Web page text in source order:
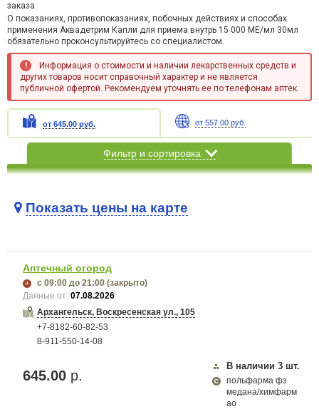
заказа.
О показаниях, противопоказаниях, побочных действиях и способах
применения Аквадетрим Капли для приема внутрь 15 000 МЕ/мл 30мл
обязательно проконсультируйтесь со специалистом.
Информация о стоимости и наличии лекарственных средств и
других товаров носит справочный характер и не является
публичной офертой. Рекомендуем уточнять ее по телефонам аптек.
от 645.00 руб. от 557.00 руб.
Фильтр и сортировка
Карта загружается...
Показать цены на карте
Аптечный огород
с 09:00 до 21:00 (закрыто)
Данные от:07.08.2026
Архангельск, Воскресенская ул., 105
+7-8182-60-82-53
8-911-550-14-08
645.00 р.
В наличии 3 шт.
польфарма фз
медана/химфарм
ао